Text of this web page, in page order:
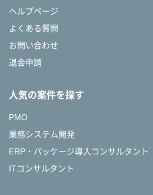
ヘルプページ
よくある質問
お問い合わせ
退会申請
人気の案件を探す
PMO
業務システム開発
ERP・パッケージ導入コンサルタント
ITコンサルタント